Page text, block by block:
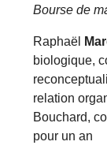
Bourse de
Raphaël
biologique,
relation
Bouchard,
pour un an